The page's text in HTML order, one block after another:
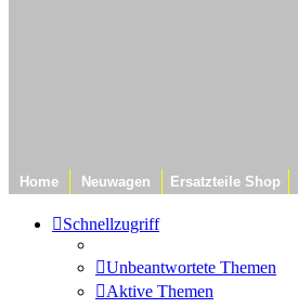
Home Neuwagen Ersatzteile Shop
Schnellzugriff
Unbeantwortete Themen
Aktive Themen